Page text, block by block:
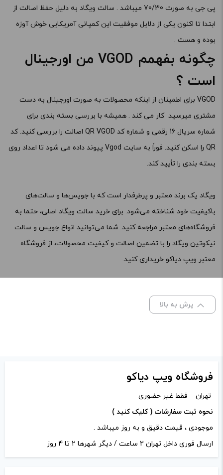
پی جی به صورت 70/30 میباشد . سالت ویگاد به دلیل حفظ اصالت از
ابتدا تا اکنون یکی از دلایل موفقیت این کمپانی آمریکایی خوش آوزه
بوده و هست .
چگونه بفهمم VGOD من اورجینال
است ؟
VGOD برای اطمینان از اینکه محصولات به صورت اورجینال به دست
مشتری میرسید کار می کند . همیشه با بررسی بسته بندی برای
شماره سریال 16 رقمی و شماره کد QR VGOD اصالت را بررسی کنید. کد
QR را اسکن کنید. فوراً به سایت Vgod پیوند داده می شود تا اعداد روی
بسته بندی را تأیید کند.
ویگاد یک برند معتبر و پرطرفدار است که با جویس‌ها و سالت‌های
باکیفیت خود شناخته می‌شود. برای خرید سالت ویگاد اصلی، حتما به
فروشگاه‌های معتبر مراجعه کنید. شما می‌توانید انواع جویس و سالت
نیکوتین ویگاد را با تضمین اصالت و کیفیت محصولات، از فروشگاه
معتبر ویپ دیاکو خریداری کنید.
پرش به بالا
فروشگاه ویپ دیاکو
تهران – فقط غیر حضوری
نحوه ثبت سفارشات ( کلیک کنید )
موجودی ، قیمت دقیق و به روز میباشد .
ارسال فوری داخل تهران 2 ساعت / دیگر شهرها 2 تا 4 روز